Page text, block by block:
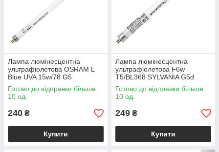
Лампа люмінесцентна
ультрафіолетова OSRAM L
Blue UVA 15w/78 G5
Готово до відправки більше
10 од.
240 ₴
Купити
Лампа люмінесцентна
ультрафіолетова F6w
T5/BL368 SYLVANIA G5d
Готово до відправки більше
10 од.
249 ₴
Купити